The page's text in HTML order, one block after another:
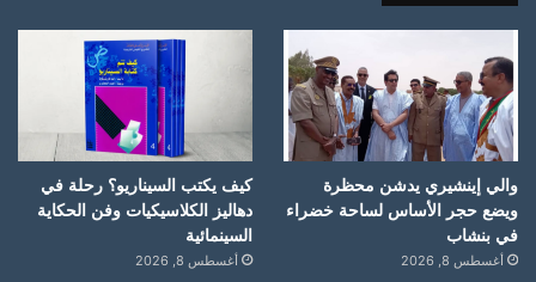
والي إينشيري يدشن محظرة
ويضع حجر الأساس لساحة خضراء
في بنشاب
أغسطس 8, 2026
كيف يكتب السيناريو؟ رحلة في
دهاليز الكلاسيكيات وفن الحكاية
السينمائية
أغسطس 8, 2026